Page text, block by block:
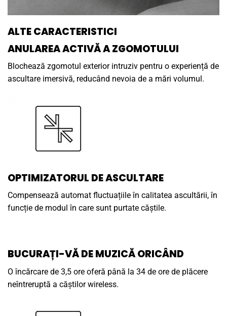
ALTE CARACTERISTICI
ANULAREA ACTIVĂ A ZGOMOTULUI
Blochează zgomotul exterior intruziv pentru o experiență de
ascultare imersivă, reducând nevoia de a mări volumul.
OPTIMIZATORUL DE ASCULTARE
Compensează automat fluctuațiile în calitatea ascultării, în
funcție de modul în care sunt purtate căștile.
BUCURAȚI-VĂ DE MUZICĂ ORICÂND
O încărcare de 3,5 ore oferă până la 34 de ore de plăcere
neîntreruptă a căștilor wireless.